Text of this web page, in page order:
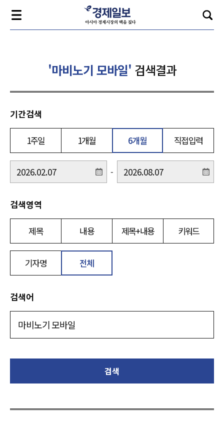
'마비노기 모바일' 검색결과
기간검색
1주일 1개월 6개월 직접입력
-
검색영역
제목 내용 제목+내용 키워드
기자명 전체
검색어
검색